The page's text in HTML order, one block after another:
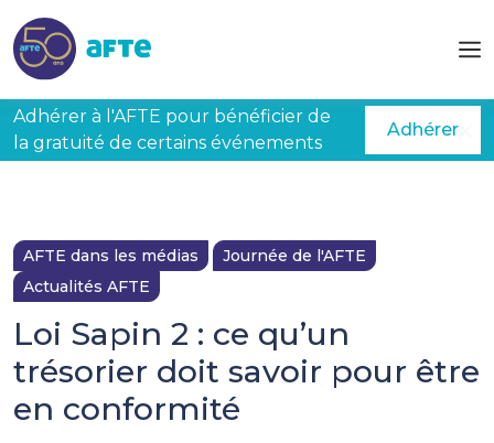
Adhérer à l'AFTE pour bénéficier de
la gratuité de certains événements
Adhérer
AFTE dans les médias
Journée de l'AFTE
Actualités AFTE
Loi Sapin 2 : ce qu’un
trésorier doit savoir pour être
en conformité